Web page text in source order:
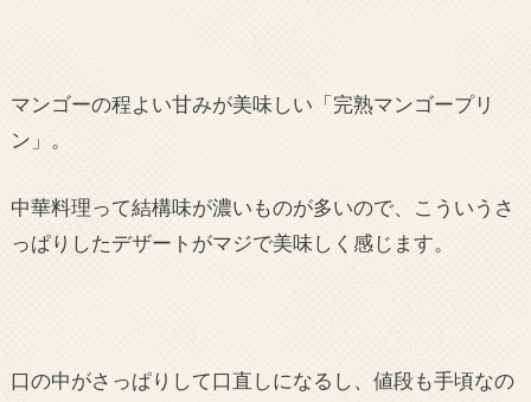
マンゴーの程よい甘みが美味しい「完熟マンゴープリ
ン」。
中華料理って結構味が濃いものが多いので、こういうさ
っぱりしたデザートがマジで美味しく感じます。
口の中がさっぱりして口直しになるし、値段も手頃なの